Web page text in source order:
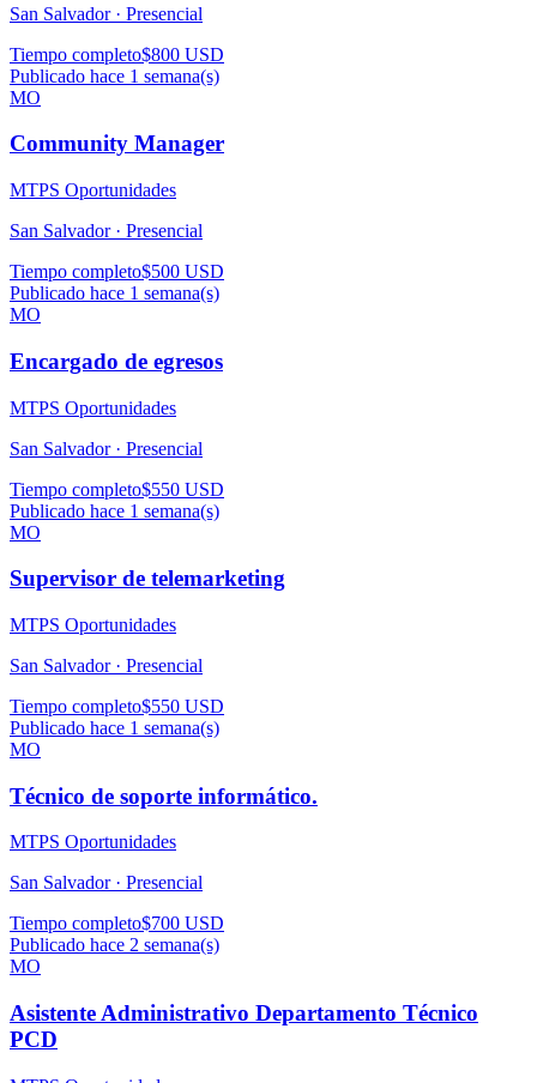
San Salvador · Presencial
Tiempo completo$800 USD
Publicado hace 1 semana(s)
MO
Community Manager
MTPS Oportunidades
San Salvador · Presencial
Tiempo completo$500 USD
Publicado hace 1 semana(s)
MO
Encargado de egresos
MTPS Oportunidades
San Salvador · Presencial
Tiempo completo$550 USD
Publicado hace 1 semana(s)
MO
Supervisor de telemarketing
MTPS Oportunidades
San Salvador · Presencial
Tiempo completo$550 USD
Publicado hace 1 semana(s)
MO
Técnico de soporte informático.
MTPS Oportunidades
San Salvador · Presencial
Tiempo completo$700 USD
Publicado hace 2 semana(s)
MO
Asistente Administrativo Departamento Técnico
PCD